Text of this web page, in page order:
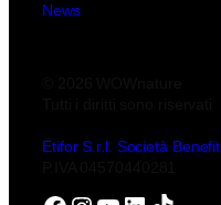
News
Etifor S.r.l. Società Benefit